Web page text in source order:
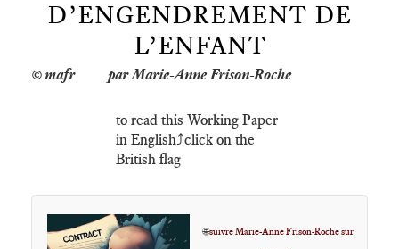
D’ENGENDREMENT DE
L’ENFANT
par Marie-Anne Frison-Roche
to read this Working Paper
in English⤴️click on the
British flag
🌐suivre Marie-Anne Frison-Roche sur